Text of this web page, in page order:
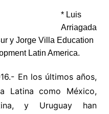
* Luis
Arriagada
y Jorge Villa Education
Latin America.
En los últimos años,
Latina como México,
y Uruguay han